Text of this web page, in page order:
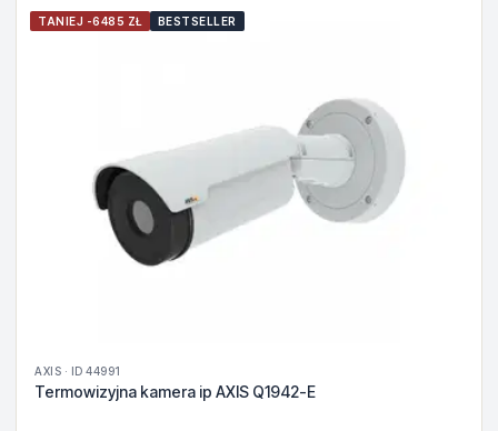
TANIEJ -6485 ZŁ BESTSELLER
AXIS · ID 44991
Termowizyjna kamera ip AXIS Q1942-E